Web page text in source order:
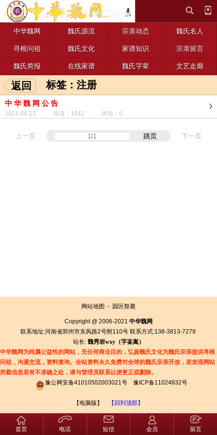
中华魏网 魏氏源流 宗亲动态 魏氏名人
寻根问祖 魏氏文化 家谱知识 宗亲留言
魏氏简报 在线家谱 魏氏字辈 文艺走廊
返回 标签：注册
中 华 魏 网 公 告
2021-04-15 阅读：1642 评论：0
上一页 跳页 下一页
网站地图 - 园区祭奠
Copyright @ 2006-2021 中华魏网
联系地址:河南省郑州市东风路2号附110号 联系方式:138-3813-7279
站长: 魏秀岩wxy（字崟嵩）
中华魏网为纯属公益性的网站，无任何商业目的，弘扬魏氏文化为魏氏宗亲提供寻根
问祖，沟通交流，资料查询。全站资料永久免费对全球的魏氏宗亲开放，若发现网站
所载信息若有不准确之处，请与管理员联系以便更正或删除。
豫公网安备41010502003021号
豫ICP备11024832号
【电脑版】 【回到顶部】
首页 电话 短信 会员 留言